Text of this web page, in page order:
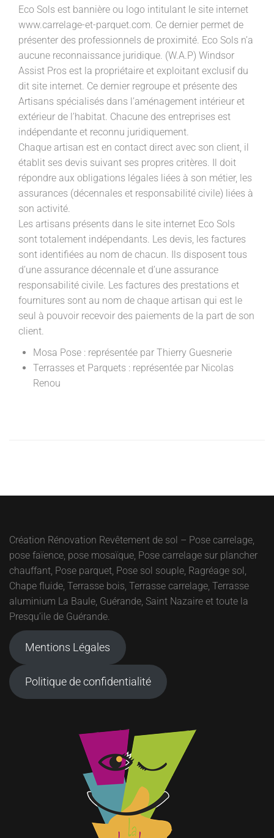
Eco Sols est bannière ou logo intitulant le site internet
www.carrelage-et-parquet.com. Ce dernier permet de
présenter des professionnels de proximité. Eco Sols n’a
aucune reconnaissance juridique. (W.A.P) Windsor
Assist Pros est la propriétaire et exploitant exclusif du
dit site internet. Ce dernier regroupe et présente des
Artisans spécialisés dans l’aménagement intérieur et
extérieur de l’habitat. Chacune des entreprises est
indépendante et reconnu juridiquement.
Chaque artisan est en contact direct avec son client, il
établit ses devis suivant ses propres critères. Il doit
répondre aux obligations légales liées à son métier, les
assurances (décennales et responsabilité civile) liées à
son activité.
Les artisans présents dans le site internet Eco Sols
sont totalement indépendants. Les devis, les factures
sont identifiées au nom de chacun. Ils disposent tous
d’une assurance décennale et d’une assurance
responsabilité civile. Les factures des prestations et
fournitures sont au nom de chaque artisan qui est le
seul à pouvoir recevoir des paiements de la part de son
client.
Mosa Pose : représentée par Thierry Guesnerie
Terrasses et Parquets : représentée par Nicolas
Renou
Création Rénovation Revêtement de sol – Pose carrelage,
pose faïence, pose mosaïque, Pose carrelage sur plancher
chauffant, Pose parquet, Pose sol souple, Ragréage sol,
Chape fluide, Terrasse bois, Terrasse carrelage, Terrasse
aluminium La Baule, Guérande, Saint Nazaire et toute la
Presqu’ile de Guérande.
Mentions Légales
Politique de confidentialité